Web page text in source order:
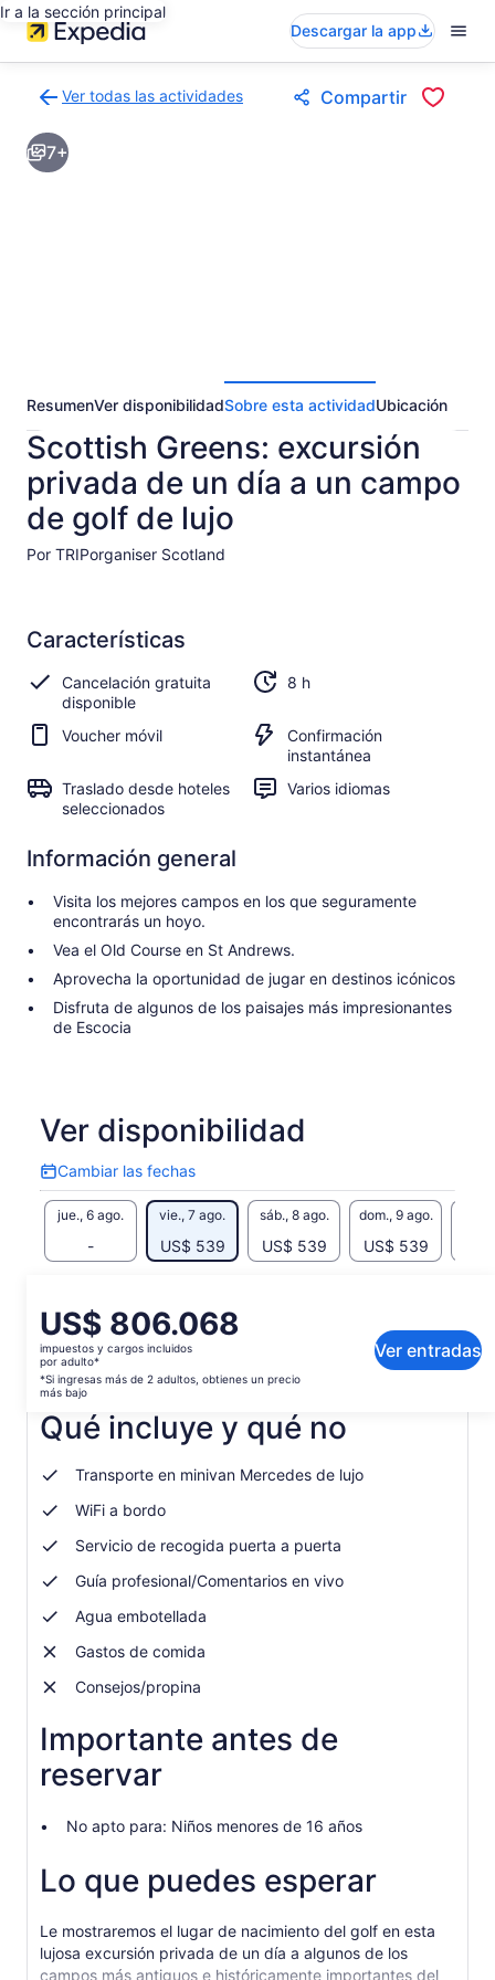
Ir a la sección principal
Descargar la app
Ver todas las actividades
a
la
página
Compartir
7+
ResumenVer disponibilidadSobre esta actividadUbicación
Scottish Greens: excursión
privada de un día a un campo
de golf de lujo
Por TRIPorganiser Scotland
Características
Cancelación gratuita
disponible
8 h
Voucher móvil
Confirmación
instantánea
Traslado desde hoteles
seleccionados
Varios idiomas
Información general
Visita los mejores campos en los que seguramente
encontrarás un hoyo.
Vea el Old Course en St Andrews.
Aprovecha la oportunidad de jugar en destinos icónicos
Disfruta de algunos de los paisajes más impresionantes
de Escocia
Ver disponibilidad
Cambiar las fechas
Cambiar
las
fechas
jue., 6 ago.
-
vie., 7 ago.
US$ 539
sáb., 8 ago.
US$ 539
dom., 9 ago.
US$ 539
El
precio
es
de
US$ 806.068.
por
*Si
más
de
2 adultos,
obtienes
precio
más
US$ 806.068
impuestos y cargos incluidos
por adulto*
*Si ingresas más de 2 adultos, obtienes un precio
más bajo
Ver entradas
Ver el texto original (inglés)
Enviar comentarios sobre esta traducciónSe
abrirá
Qué incluye y qué no
Transporte en minivan Mercedes de lujo
WiFi a bordo
Servicio de recogida puerta a puerta
Guía profesional/Comentarios en vivo
Agua embotellada
Gastos de comida
Consejos/propina
Importante antes de
reservar
No apto para: Niños menores de 16 años
Lo que puedes esperar
Le mostraremos el lugar de nacimiento del golf en esta
lujosa excursión privada de un día a algunos de los
campos más antiguos e históricamente importantes del